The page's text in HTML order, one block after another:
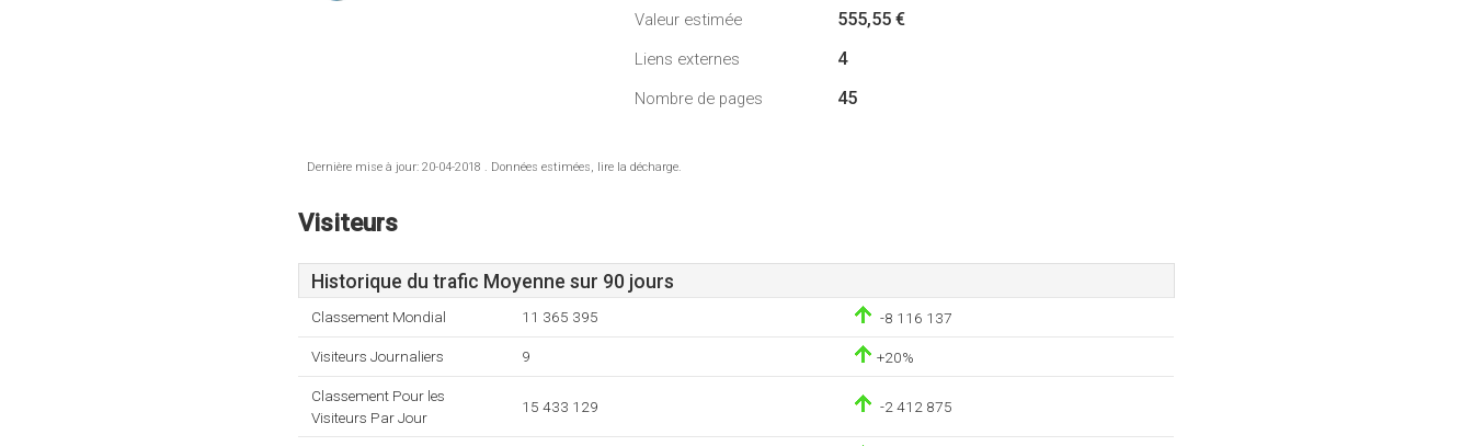
Valeur estimée 555,55 €
Liens externes 4
Nombre de pages 45
Dernière mise à jour: 20-04-2018 . Données estimées, lire la décharge.
Visiteurs
Historique du trafic Moyenne sur 90 jours
Classement Mondial 11 365 395 -8 116 137
Visiteurs Journaliers 9 +20%
Classement Pour les
Visiteurs Par Jour
15 433 129 -2 412 875